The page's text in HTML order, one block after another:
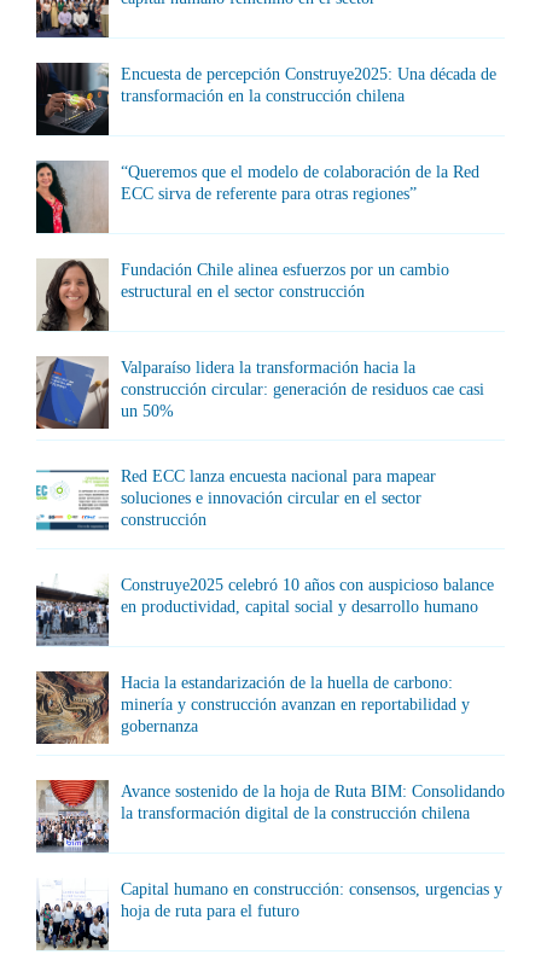
Encuesta de percepción Construye2025: Una década de
transformación en la construcción chilena
“Queremos que el modelo de colaboración de la Red
ECC sirva de referente para otras regiones”
Fundación Chile alinea esfuerzos por un cambio
estructural en el sector construcción
Valparaíso lidera la transformación hacia la
construcción circular: generación de residuos cae casi
un 50%
Red ECC lanza encuesta nacional para mapear
soluciones e innovación circular en el sector
construcción
Construye2025 celebró 10 años con auspicioso balance
en productividad, capital social y desarrollo humano
Hacia la estandarización de la huella de carbono:
minería y construcción avanzan en reportabilidad y
gobernanza
Avance sostenido de la hoja de Ruta BIM: Consolidando
la transformación digital de la construcción chilena
Capital humano en construcción: consensos, urgencias y
hoja de ruta para el futuro